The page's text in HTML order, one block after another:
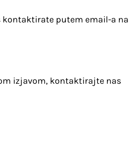
kontaktirate putem email-a na
izjavom, kontaktirajte nas